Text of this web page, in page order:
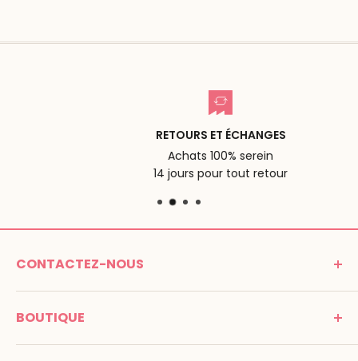
RETOURS ET ÉCHANGES
Achats 100% serein
14 jours pour tout retour
CONTACTEZ-NOUS
MONTESSORI SPIRIT
Promenade Jean Dalba
BOUTIQUE
C G V